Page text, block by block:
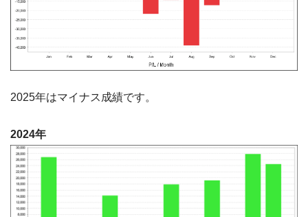
2025年はマイナス成績です。
2024年